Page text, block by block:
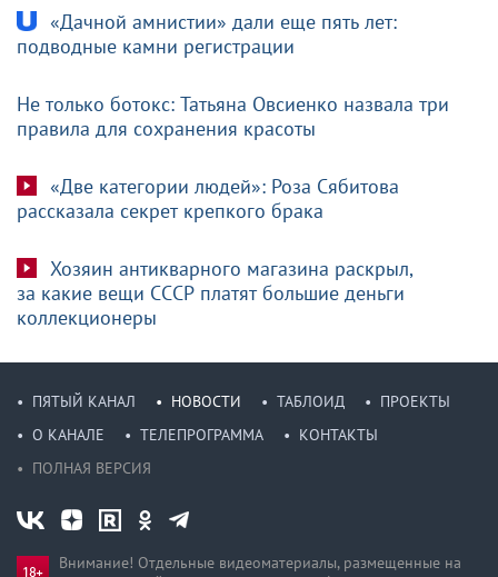
«Дачной амнистии» дали еще пять лет:
подводные камни регистрации
Не только ботокс: Татьяна Овсиенко назвала три
правила для сохранения красоты
«Две категории людей»: Роза Сябитова
рассказала секрет крепкого брака
Хозяин антикварного магазина раскрыл,
за какие вещи СССР платят большие деньги
коллекционеры
ПЯТЫЙ КАНАЛ НОВОСТИ ТАБЛОИД
ПРОЕКТЫ
О КАНАЛЕ
ТЕЛЕПРОГРАММА
КОНТАКТЫ
ПОЛНАЯ ВЕРСИЯ
Внимание! Отдельные видеоматериалы, размещенные на